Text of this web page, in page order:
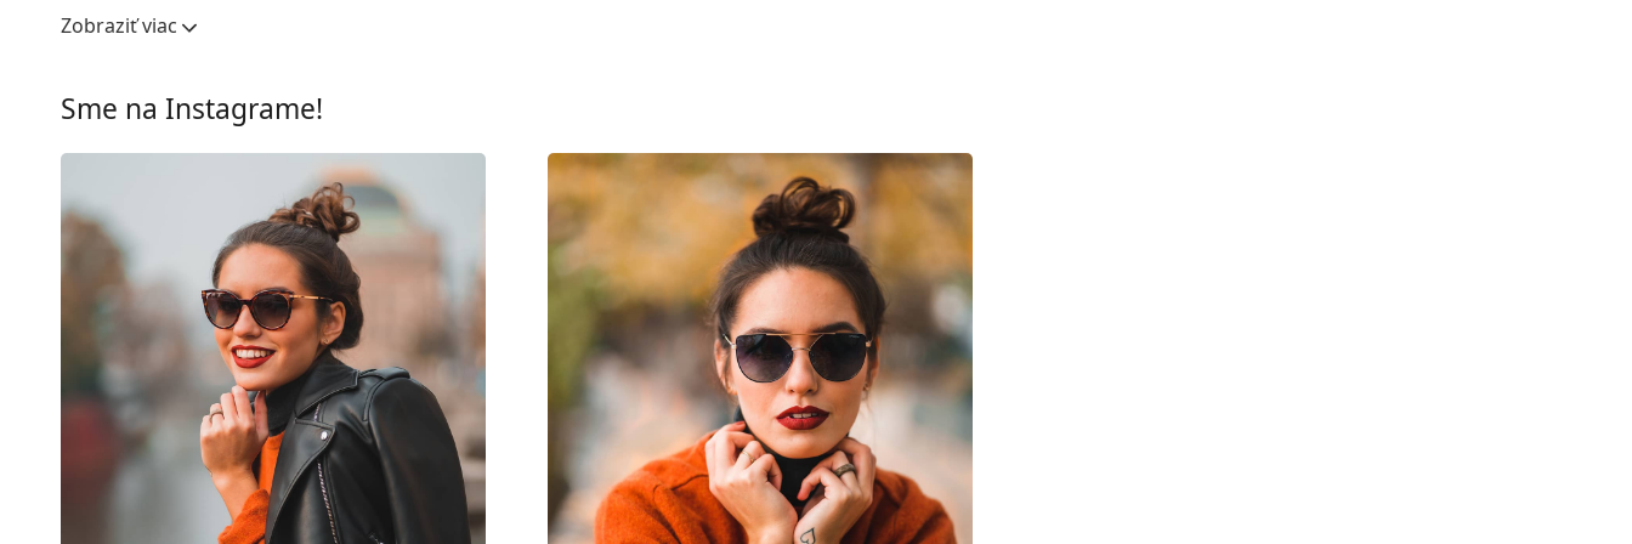
Šírka očnice:
50 mm
Rám
Okrúhle
Farba rámov:
Čierna
Materiál rámov:
Plast
Veľkosť:
137 mm
Dĺžka stranice:
148 mm
Šírka mostíka:
22 mm
40 g
Nastaviteľné sedielka:
Nie
Zobraziť viac
Sme na Instagrame!